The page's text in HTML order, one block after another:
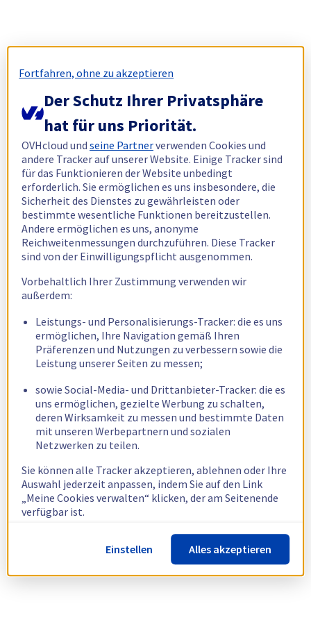
Fortfahren, ohne zu akzeptieren
Der Schutz Ihrer Privatsphäre
hat für uns Priorität.
OVHcloud undseine Partnerverwenden Cookies und
andere Tracker auf unserer Website. Einige Tracker sind
für das Funktionieren der Website unbedingt
erforderlich. Sie ermöglichen es uns insbesondere, die
Sicherheit des Dienstes zu gewährleisten oder
bestimmte wesentliche Funktionen bereitzustellen.
Andere ermöglichen es uns, anonyme
Reichweitenmessungen durchzuführen. Diese Tracker
sind von der Einwilligungspflicht ausgenommen.
Vorbehaltlich Ihrer Zustimmung verwenden wir
außerdem:
Leistungs- und Personalisierungs-Tracker: die es uns
ermöglichen, Ihre Navigation gemäß Ihren
Präferenzen und Nutzungen zu verbessern sowie die
Leistung unserer Seiten zu messen;
sowie Social-Media- und Drittanbieter-Tracker: die es
uns ermöglichen, gezielte Werbung zu schalten,
deren Wirksamkeit zu messen und bestimmte Daten
mit unseren Werbepartnern und sozialen
Netzwerken zu teilen.
Sie können alle Tracker akzeptieren, ablehnen oder Ihre
Auswahl jederzeit anpassen, indem Sie auf den Link
„Meine Cookies verwalten“ klicken, der am Seitenende
verfügbar ist.
Weitere Informationen finden Sie in unsererRichtlinie
zur Verwendung von Cookies.
Einstellen Alles akzeptieren